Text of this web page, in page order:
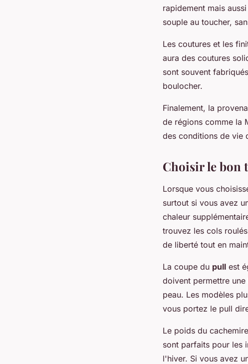
rapidement mais
souple au toucher,
Les coutures et les
aura des coutures
sont souvent
boulocher.
Finalement, la
de régions comme la
des conditions de vie
Choisir le bon
Lorsque vous
surtout si vous avez
chaleur
trouvez les cols
de liberté tout en
La coupe du pull est
doivent permettre
peau. Les modèles
vous portez le pull
Le poids du
sont parfaits pour les
l'hiver. Si vous avez